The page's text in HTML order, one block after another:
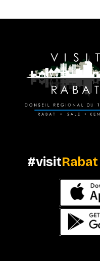
#visitRabat